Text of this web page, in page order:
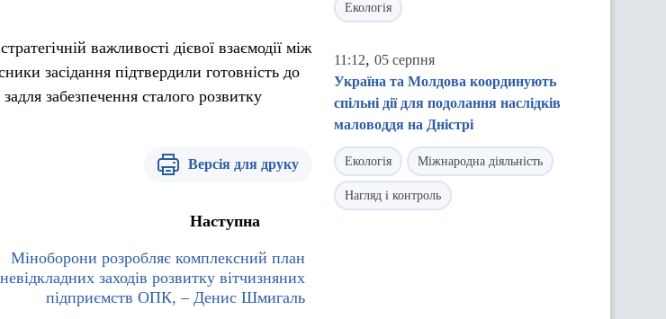
важливості дієвої взаємодії між
засідання підтвердили готовність до
забезпечення сталого розвитку
Версія для друку
Наступна
Міноборони розробляє комплексний план
невідкладних заходів розвитку вітчизняних
підприємств ОПК, – Денис Шмигаль
Екологія
11:12, 05 серпня
Україна та Молдова координують
спільні дії для подолання наслідків
маловоддя на Дністрі
Екологія Міжнародна діяльність
Нагляд і контроль